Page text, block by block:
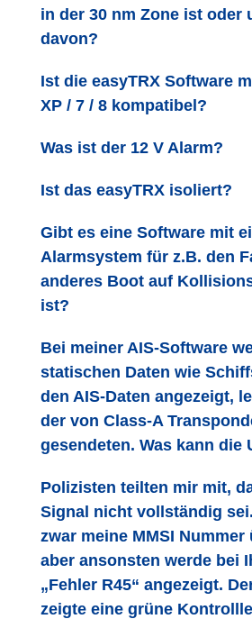
in der 30 nm Zone ist oder
davon?
Ist die easyTRX Software
XP / 7 / 8 kompatibel?
Was ist der 12 V Alarm?
Ist das easyTRX isoliert?
Gibt es eine Software mit
Alarmsystem für z.B. den
anderes Boot auf
ist?
Bei meiner AIS-Software
statischen Daten wie
den AIS-Daten angezeigt,
der von Class-A
gesendeten. Was kann die
Polizisten teilten mir mit,
Signal nicht vollständig
zwar meine MMSI Nummer
aber ansonsten werde bei
„Fehler R45“ angezeigt.
zeigte eine grüne